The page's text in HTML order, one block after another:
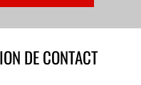
DE CONTACT